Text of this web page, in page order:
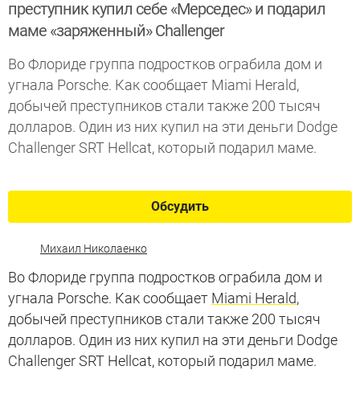
преступник купил себе «Мерседес» и подарил
маме «заряженный» Challenger
Во Флориде группа подростков ограбила дом и
угнала Porsche. Как сообщает Miami Herald,
добычей преступников стали также 200 тысяч
долларов. Один из них купил на эти деньги Dodge
Challenger SRT Hellcat, который подарил маме.
Обсудить
Михаил Николаенко
Во Флориде группа подростков ограбила дом и
угнала Porsche. Как сообщает Miami Herald,
добычей преступников стали также 200 тысяч
долларов. Один из них купил на эти деньги Dodge
Challenger SRT Hellcat, который подарил маме.